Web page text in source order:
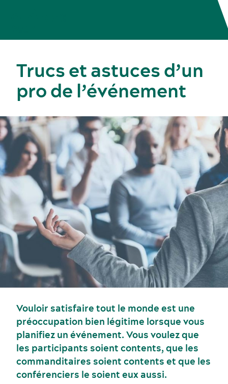
Congrès, réunions et expositions
Trucs et astuces d’un
pro de l’événement
Vouloir satisfaire tout le monde est une
préoccupation bien légitime lorsque vous
planifiez un événement. Vous voulez que
les participants soient contents, que les
commanditaires soient contents et que les
conférenciers le soient eux aussi.